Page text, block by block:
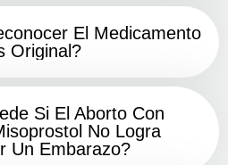
El Medicamento
Original?
Si El Aborto Con
No Logra
Un Embarazo?